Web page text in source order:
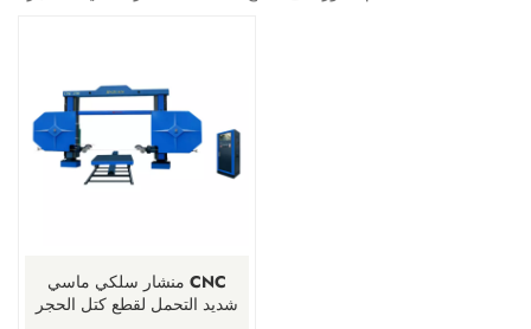
منشار سلكي ماسي CNC
شديد التحمل لقطع كتل الحجر